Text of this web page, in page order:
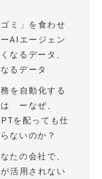
ミ」を食わせ
AIエージェン
なるデータ、
るデータ
を自動化する
ーなぜ、
を配っても仕
ないのか？
たの会社で、
活用されない